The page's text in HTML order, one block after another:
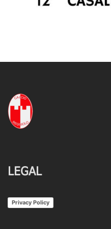
LEGAL
Privacy Policy